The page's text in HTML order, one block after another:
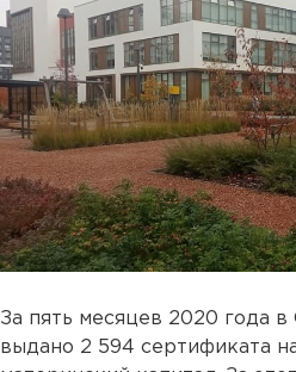
За пять месяцев 2020 года
выдано 2 594 сертификата